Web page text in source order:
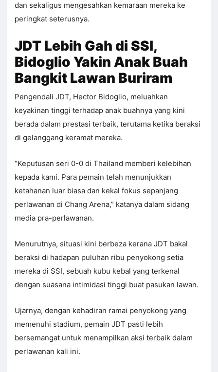
dan sekaligus mengesahkan kemaraan mereka ke
peringkat seterusnya.
JDT Lebih Gah di SSI,
Bidoglio Yakin Anak Buah
Bangkit Lawan Buriram
Pengendali JDT, Hector Bidoglio, meluahkan
keyakinan tinggi terhadap anak buahnya yang kini
berada dalam prestasi terbaik, terutama ketika beraksi
di gelanggang keramat mereka.
“Keputusan seri 0-0 di Thailand memberi kelebihan
kepada kami. Para pemain telah menunjukkan
ketahanan luar biasa dan kekal fokus sepanjang
perlawanan di Chang Arena,” katanya dalam sidang
media pra-perlawanan.
Menurutnya, situasi kini berbeza kerana JDT bakal
beraksi di hadapan puluhan ribu penyokong setia
mereka di SSI, sebuah kubu kebal yang terkenal
dengan suasana intimidasi tinggi buat pasukan lawan.
Ujarnya, dengan kehadiran ramai penyokong yang
memenuhi stadium, pemain JDT pasti lebih
bersemangat untuk menampilkan aksi terbaik dalam
perlawanan kali ini.